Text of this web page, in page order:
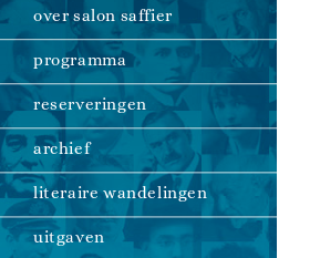
over salon saffier
programma
reserveringen
archief
literaire wandelingen
uitgaven